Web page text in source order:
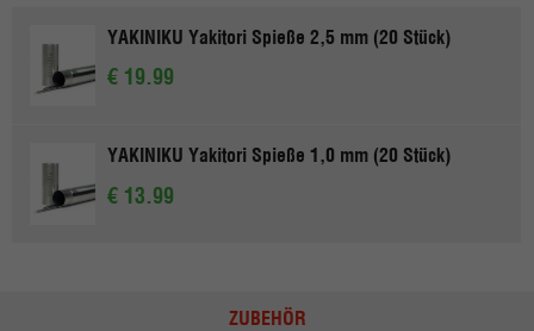
YAKINIKU Yakitori Spieße 2,5 mm (20 Stück)
€ 19.99
YAKINIKU Yakitori Spieße 1,0 mm (20 Stück)
€ 13.99
ZUBEHÖR